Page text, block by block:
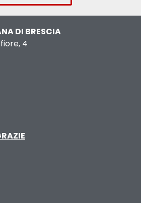
DI BRESCIA
4